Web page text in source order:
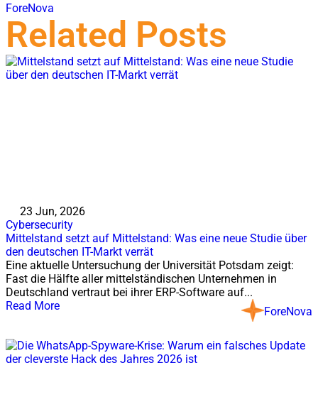
ForeNova
Related Posts
23 Jun, 2026
Cybersecurity
Mittelstand setzt auf Mittelstand: Was eine neue Studie über
den deutschen IT-Markt verrät
Eine aktuelle Untersuchung der Universität Potsdam zeigt:
Fast die Hälfte aller mittelständischen Unternehmen in
Deutschland vertraut bei ihrer ERP-Software auf...
Read More
ForeNova